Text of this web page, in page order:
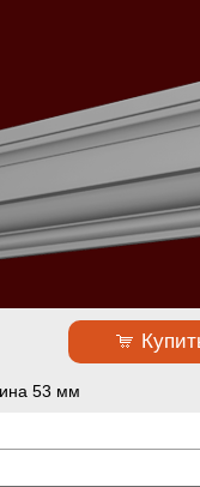
19
53 мм